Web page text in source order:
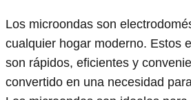
Los microondas son
cualquier hogar moderno. Estos
son rápidos, eficientes y
convertido en una necesidad